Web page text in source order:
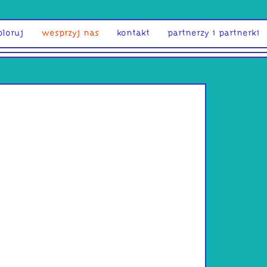
wesprzyj nas kontakt partnerzy i partnerki